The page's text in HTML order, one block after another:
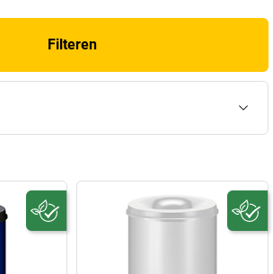
Filteren